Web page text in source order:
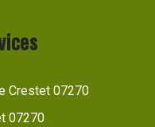
Crestet 07270
07270